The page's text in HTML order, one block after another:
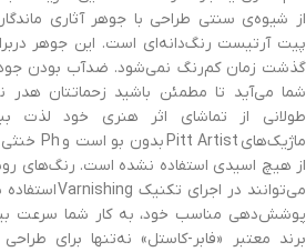
از شیوه‌ی سنتی طراحی با جوهر آثاری
پیت آرتیست رنگ‌دانه‌ای است. این جوهر
گذشت زمان کم‌رنگ نمی‌شود. ضدآب بودن
شما می‌آید تا مطمئن باشید زحماتتان هدر
طولانی از تماشای اثر هنری خود لذت
ماژیک‌های Pitt Artistبدون بو است و Phخنثی
از هیچ اسیدی استفاده نشده است. رنگ‌های
می‌توانند در اجرای تکنیک Varnishing
پوشش‌دهی مناسب خود، به کار شما سرعت
برند معتبر «فابر-کاستل» نه‌تنها برای